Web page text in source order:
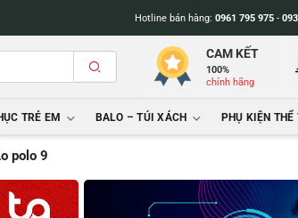
Hotline bán hàng: 0961 795 975-
CAM KẾT
100%
chính hãng
TRẺ EM BALO – TÚI XÁCH PHỤ KIỆN THỂ
polo 9